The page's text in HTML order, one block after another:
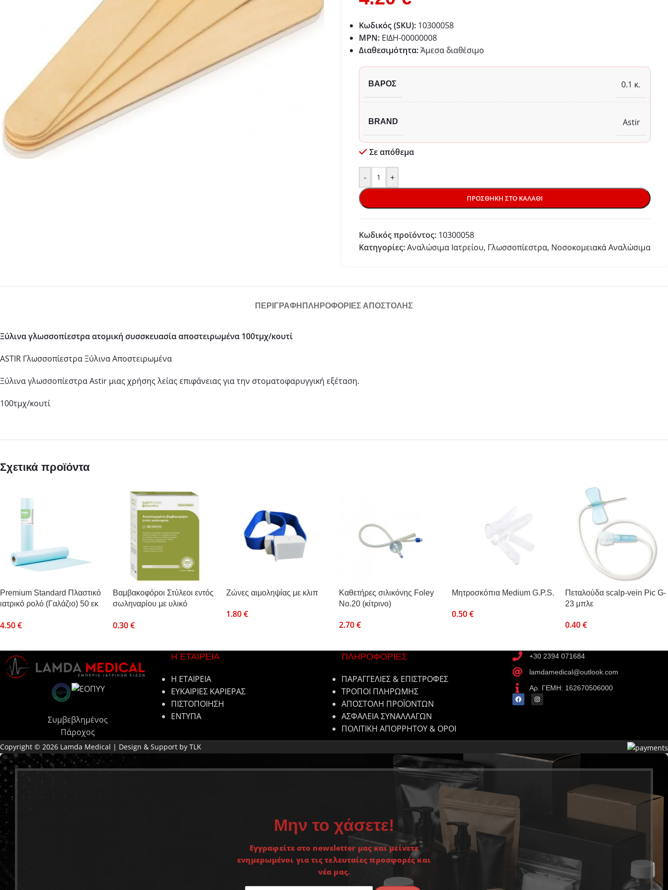
Κωδικός (SKU): 10300058
MPN: ΕΙΔΗ-00000008
Διαθεσιμότητα:Άμεσα διαθέσιμο
ΒΆΡΟΣ 0.1 κ.
BRAND Astir
Σε απόθεμα
- +
ΠΡΟΣΘΉΚΗ ΣΤΟ ΚΑΛΆΘΙ
Κωδικός προϊόντος: 10300058
Κατηγορίες:Αναλώσιμα Ιατρείου, Γλωσσοπίεστρα, Νοσοκομειακά Αναλώσιμα
ΠΕΡΙΓΡΑΦΉ ΠΛΗΡΟΦΟΡΙΕΣ ΑΠΟΣΤΟΛΗΣ
Ξύλινα γλωσσοπίεστρα ατομική συσσκευασία αποστειρωμένα 100τμχ/κουτί
ASTIR Γλωσσοπίεστρα Ξύλινα Αποστειρωμένα
Ξύλινα γλωσσοπίεστρα Astir μιας χρήσης λείας επιφάνειας για την στοματοφαρυγγική εξέταση.
100τμχ/κουτί
Σχετικά προϊόντα
Premium Standard Πλαστικό
ιατρικό ρολό (Γαλάζιο) 50 εκ
4.50€
Βαμβακοφόροι Στύλεοι εντός
σωληναρίου με υλικό
0.30€
Ζώνες αιμοληψίας με κλιπ
1.80€
Καθετήρες σιλικόνης Foley
No.20 (κίτρινο)
2.70€
Μητροσκόπια Medium G.P.S.
0.50€
Πεταλούδα scalp-vein Pic G-
23 μπλε
0.40€
Συμβεβλημένος
Πάροχος
Η ΕΤΑΙΡΕΙΑ
Η ΕΤΑΙΡΕΙΑ
ΕΥΚΑΙΡΙΕΣ ΚΑΡΙΕΡΑΣ
ΠΙΣΤΟΠΟΙΗΣΗ
ΕΝΤΥΠΑ
ΠΛΗΡΟΦΟΡΙΕΣ
ΠΑΡΑΓΓΕΛΙΕΣ & ΕΠΙΣΤΡΟΦΕΣ
ΤΡΟΠΟΙ ΠΛΗΡΩΜΗΣ
ΑΠΟΣΤΟΛΗ ΠΡΟΪΟΝΤΩΝ
ΑΣΦΑΛΕΙΑ ΣΥΝΑΛΛΑΓΩΝ
ΠΟΛΙΤΙΚΗ ΑΠΟΡΡΗΤΟΥ & ΟΡΟΙ
+30 2394 071684
lamdamedical@outlook.com
Αρ. ΓΕΜΗ: 162670506000
Copyright © 2026 Lamda Medical | Design & Support by TLK
Μην το χάσετε!
Εγγραφείτε στο newsletter μας και μείνετε
ενημερωμένοι για τις τελευταίες προσφορές και
νέα μας.